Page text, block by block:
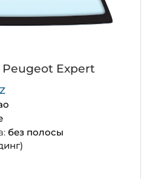
Peugeot Expert
без полосы